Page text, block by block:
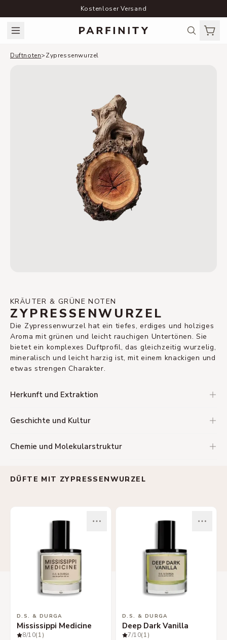
Kostenloser Versand
Duftnoten>Zypressenwurzel
KRÄUTER & GRÜNE NOTEN
ZYPRESSENWURZEL
Die Zypressenwurzel hat ein tiefes, erdiges und holziges
Aroma mit grünen und leicht rauchigen Untertönen. Sie
bietet ein komplexes Duftprofil, das gleichzeitig wurzelig,
mineralisch und leicht harzig ist, mit einem knackigen und
etwas strengen Charakter.
Herkunft und Extraktion
Geschichte und Kultur
Chemie und Molekularstruktur
DÜFTE MIT ZYPRESSENWURZEL
D.S. & DURGA
Mississippi Medicine
8/10(1)
D.S. & DURGA
Deep Dark Vanilla
7/10(1)